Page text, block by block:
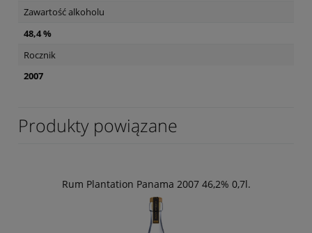
Zawartość alkoholu
48,4 %
Rocznik
2007
Produkty powiązane
Rum Plantation Panama 2007 46,2% 0,7l.